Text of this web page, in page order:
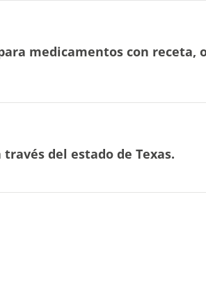
medicamentos con
del estado de Texas.